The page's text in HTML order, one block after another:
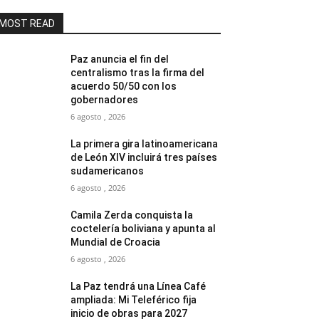
READ
Paz anuncia el fin del
centralismo tras la firma del
acuerdo 50/50 con los
gobernadores
6 agosto , 2026
La primera gira latinoamericana
de León XIV incluirá tres países
sudamericanos
6 agosto , 2026
Camila Zerda conquista la
coctelería boliviana y apunta al
Mundial de Croacia
6 agosto , 2026
La Paz tendrá una Línea Café
ampliada: Mi Teleférico fija
inicio de obras para 2027